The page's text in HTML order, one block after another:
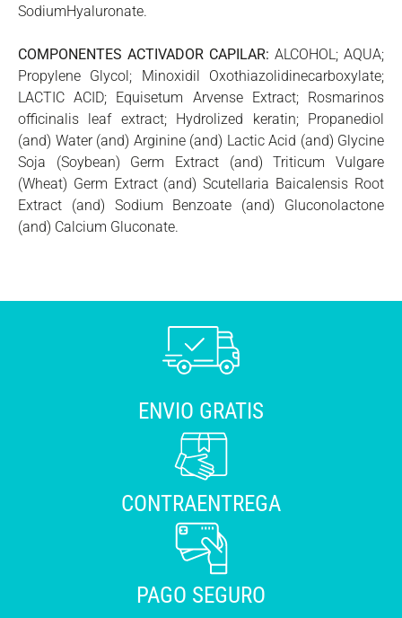
SodiumHyaluronate.
COMPONENTES ACTIVADOR CAPILAR: ALCOHOL; AQUA;
Propylene Glycol; Minoxidil Oxothiazolidinecarboxylate;
LACTIC ACID; Equisetum Arvense Extract; Rosmarinos
officinalis leaf extract; Hydrolized keratin; Propanediol
(and) Water (and) Arginine (and) Lactic Acid (and) Glycine
Soja (Soybean) Germ Extract (and) Triticum Vulgare
(Wheat) Germ Extract (and) Scutellaria Baicalensis Root
Extract (and) Sodium Benzoate (and) Gluconolactone
(and) Calcium Gluconate.
ENVIO GRATIS
CONTRAENTREGA
PAGO SEGURO